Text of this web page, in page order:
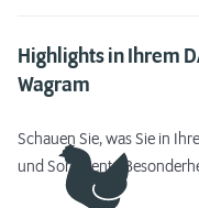
Highlights in Ihrem
Wagram
Schauen Sie, was Sie in
und Sortiments-